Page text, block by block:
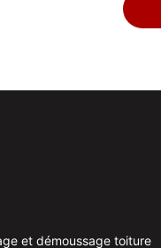
et démoussage toiture